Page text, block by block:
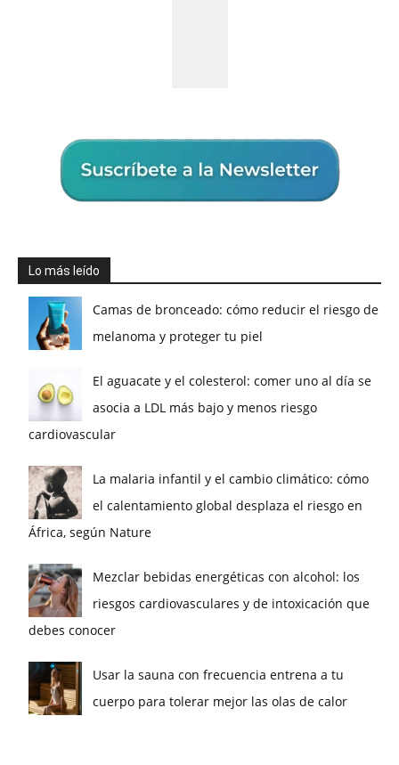
Lo más leído
Camas de bronceado: cómo reducir el riesgo de
melanoma y proteger tu piel
El aguacate y el colesterol: comer uno al día se
asocia a LDL más bajo y menos riesgo
cardiovascular
La malaria infantil y el cambio climático: cómo
el calentamiento global desplaza el riesgo en
África, según Nature
Mezclar bebidas energéticas con alcohol: los
riesgos cardiovasculares y de intoxicación que
debes conocer
Usar la sauna con frecuencia entrena a tu
cuerpo para tolerar mejor las olas de calor